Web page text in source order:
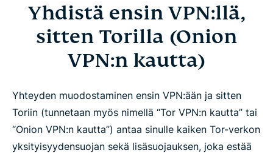
Yhdistä ensin VPN:llä, sitten Torilla (Onion VPN:n
kautta)
Tor vs. VPN
Miksi ei ensin Tor ja sitten vasta VPN?
Kuinka Tor toimii ilman VPN:ää?
Yhdistä ensin VPN:llä,
sitten Torilla (Onion
VPN:n kautta)
Yhteyden muodostaminen ensin VPN:ään ja sitten
Toriin (tunnetaan myös nimellä “Tor VPN:n kautta” tai
“Onion VPN:n kautta”) antaa sinulle kaiken Tor-verkon
yksityisyydensuojan sekä lisäsuojauksen, joka estää